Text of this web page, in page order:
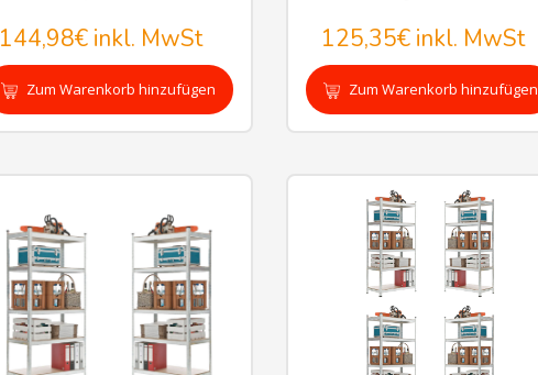
144,98€ inkl. MwSt
Zum Warenkorb hinzufügen
125,35€inkl. MwSt
Zum Warenkorb hinzufügen